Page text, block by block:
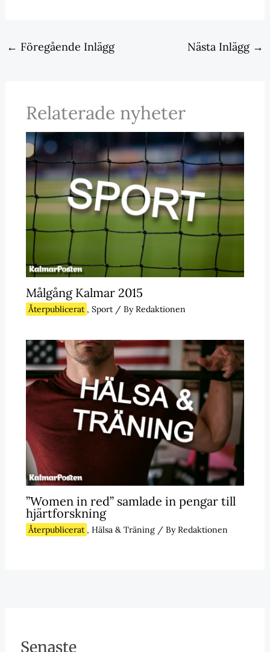
← Föregående Inlägg Nästa Inlägg →
Relaterade nyheter
Målgång Kalmar 2015
Återpublicerat , Sport/ ByRedaktionen
”Women in red” samlade in pengar till
hjärtforskning
Återpublicerat , Hälsa & Träning/ ByRedaktionen
Senaste